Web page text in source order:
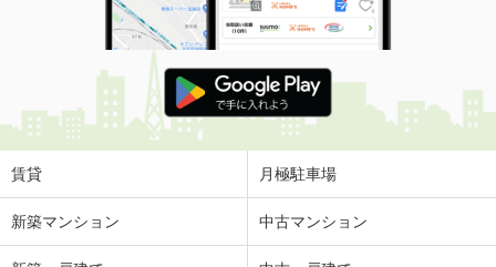
賃貸 月極駐車場
新築マンション 中古マンション